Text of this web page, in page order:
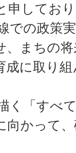
申してお
での政策
、まちの
成に取り
く「すべ
向かって